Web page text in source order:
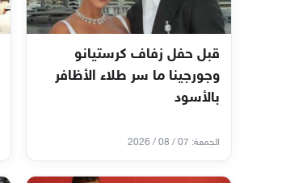
قبل حفل زفاف كرستيانو
وجورجينا ما سر طلاء الأظافر
بالأسود
الجمعة: 07 / 08 / 2026